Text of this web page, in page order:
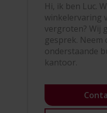
Hi, ik ben Luc.
winkelervaring
vergroten? Wij
gesprek. Neem
onderstaande
kantoor.